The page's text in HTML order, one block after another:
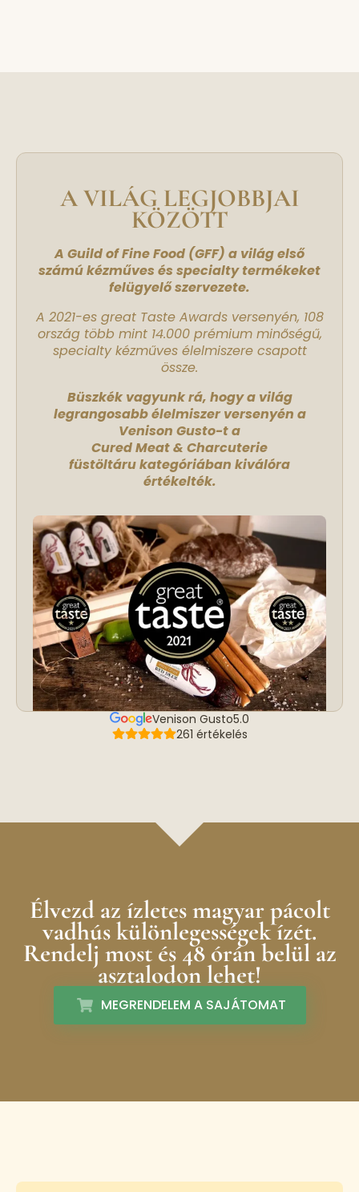
A VILÁG LEGJOBBJAI
KÖZÖTT
A Guild of Fine Food (GFF) a világ első
számú kézműves és specialty termékeket
felügyelő szervezete.
A 2021-es great Taste Awards versenyén, 108
ország több mint 14.000 prémium minőségű,
specialty kézműves élelmiszere csapott
össze.
Büszkék vagyunk rá, hogy a világ
legrangosabb élelmiszer versenyén a
Venison Gusto-t a
Cured Meat & Charcuterie
füstöltáru kategóriában kiválóra
értékelték.
Venison Gusto5.0
261 értékelés
Élvezd az ízletes magyar pácolt
vadhús különlegességek ízét.
Rendelj most és 48 órán belül az
asztalodon lehet!
MEGRENDELEM A SAJÁTOMAT